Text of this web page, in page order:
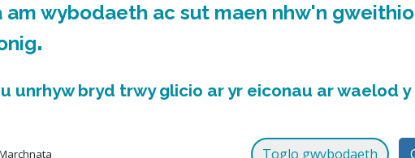
Cefnogir gan
am wybodaeth ac sut maen nhw'n gweithio
.
unrhyw bryd trwy glicio ar yr eiconau ar waelod y